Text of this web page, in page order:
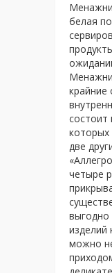
белая
состоит
две
четыре
изделий
можно